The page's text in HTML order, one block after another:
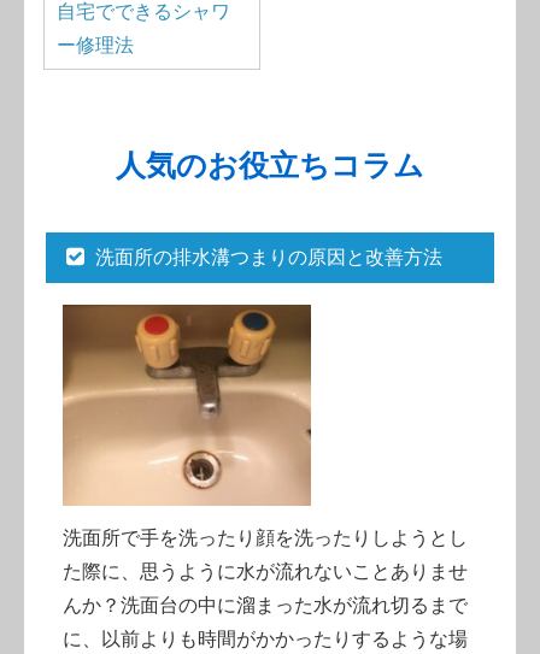
自宅でできるシャワ
ー修理法
人気のお役立ちコラム
洗面所の排水溝つまりの原因と改善方法
洗面所で手を洗ったり顔を洗ったりしようとし
た際に、思うように水が流れないことありませ
んか？洗面台の中に溜まった水が流れ切るまで
に、以前よりも時間がかかったりするような場